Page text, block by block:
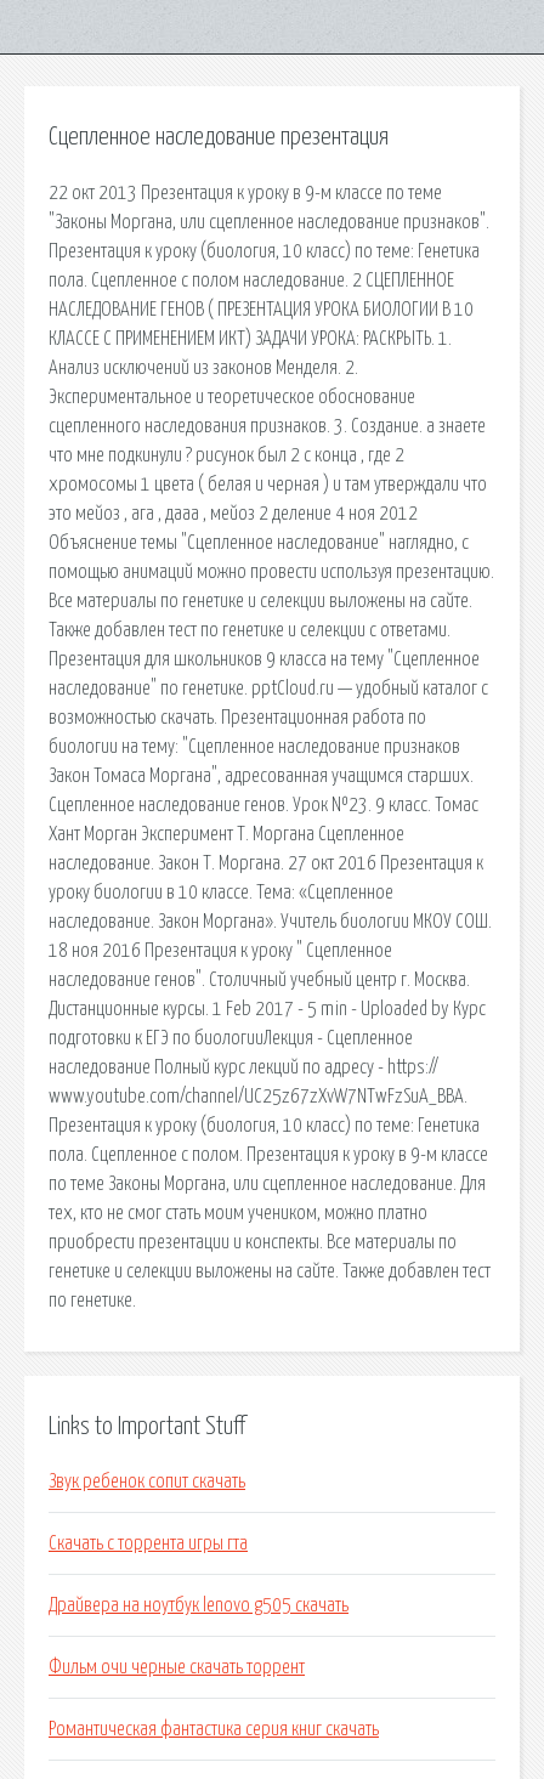
Сцепленное наследование презентация
22 окт 2013 Презентация к уроку в 9-м классе по теме
"Законы Моргана, или сцепленное наследование признаков".
Презентация к уроку (биология, 10 класс) по теме: Генетика
пола. Сцепленное с полом наследование. 2 СЦЕПЛЕННОЕ
НАСЛЕДОВАНИЕ ГЕНОВ ( ПРЕЗЕНТАЦИЯ УРОКА БИОЛОГИИ В 10
КЛАССЕ С ПРИМЕНЕНИЕМ ИКТ) ЗАДАЧИ УРОКА: РАСКРЫТЬ. 1.
Анализ исключений из законов Менделя. 2.
Экспериментальное и теоретическое обоснование
сцепленного наследования признаков. 3. Создание. а знаете
что мне подкинули ? рисунок был 2 с конца , где 2
хромосомы 1 цвета ( белая и черная ) и там утверждали что
это мейоз , ага , дааа , мейоз 2 деление 4 ноя 2012
Объяснение темы "Сцепленное наследование" наглядно, с
помощью анимаций можно провести используя презентацию.
Все материалы по генетике и селекции выложены на сайте.
Также добавлен тест по генетике и селекции с ответами.
Презентация для школьников 9 класса на тему "Сцепленное
наследование" по генетике. pptCloud.ru — удобный каталог с
возможностью скачать. Презентационная работа по
биологии на тему: "Сцепленное наследование признаков
Закон Томаса Моргана", адресованная учащимся старших.
Сцепленное наследование генов. Урок №23. 9 класс. Томас
Хант Морган Эксперимент Т. Моргана Сцепленное
наследование. Закон Т. Моргана. 27 окт 2016 Презентация к
уроку биологии в 10 классе. Тема: «Сцепленное
наследование. Закон Моргана». Учитель биологии МКОУ СОШ.
18 ноя 2016 Презентация к уроку " Сцепленное
наследование генов". Столичный учебный центр г. Москва.
Дистанционные курсы. 1 Feb 2017 - 5 min - Uploaded by Курс
подготовки к ЕГЭ по биологииЛекция - Сцепленное
наследование Полный курс лекций по адресу - https://
www.youtube.com/channel/UC25z67zXvW7NTwFzSuA_BBA.
Презентация к уроку (биология, 10 класс) по теме: Генетика
пола. Сцепленное с полом. Презентация к уроку в 9-м классе
по теме Законы Моргана, или сцепленное наследование. Для
тех, кто не смог стать моим учеником, можно платно
приобрести презентации и конспекты. Все материалы по
генетике и селекции выложены на сайте. Также добавлен тест
по генетике.
Links to Important Stuff
Звук ребенок сопит скачать
Скачать с торрента игры гта
Драйвера на ноутбук lenovo g505 скачать
Фильм очи черные скачать торрент
Романтическая фантастика серия книг скачать